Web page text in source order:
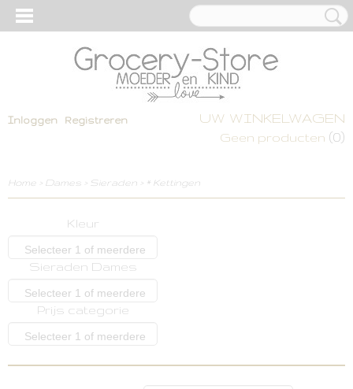
Inloggen Registreren UW WINKELWAGEN
Geen producten (0)
Home > Dames > Sieraden > * Kettingen
Kleur
Selecteer 1 of meerdere
opties
Sieraden Dames
Selecteer 1 of meerdere
opties
Prijs categorie
Selecteer 1 of meerdere